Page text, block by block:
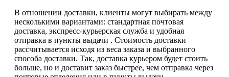
В отношении доставки, клиенты могут выбирать между
несколькими вариантами: стандартная почтовая
доставка, экспресс-курьерская служба и удобная
отправка в пункты выдачи . Стоимость доставки
рассчитывается исходя из веса заказа и выбранного
способа доставки. Так, доставка курьером будет стоить
больше, но и доставит заказ быстрее, чем отправка через